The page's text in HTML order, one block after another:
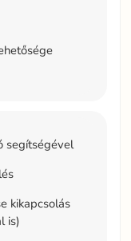
segítségével
kikapcsolás
is)